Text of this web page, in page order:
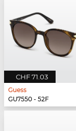
CHF 71.03
Guess
GU7550 - 52F